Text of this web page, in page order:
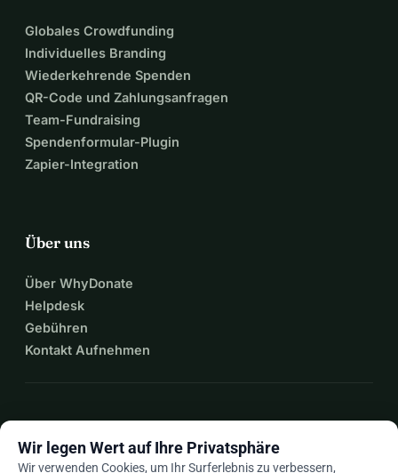
Globales Crowdfunding
Individuelles Branding
Wiederkehrende Spenden
QR-Code und Zahlungsanfragen
Team-Fundraising
Spendenformular-Plugin
Zapier-Integration
Über uns
Über WhyDonate
Helpdesk
Gebühren
Kontakt Aufnehmen
Wir legen Wert auf Ihre Privatsphäre
Wir verwenden Cookies, um Ihr Surferlebnis zu verbessern,